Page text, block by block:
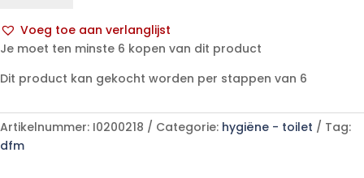
Plus
M
-
stuks
aantal
Voeg toe aan verlanglijst
A
t
r
n
Je moet ten minste 6 kopen van dit product
Dit product kan gekocht worden per stappen van 6
Artikelnummer: I0200218 Categorie: hygiëne - toilet
Tag:
dfm